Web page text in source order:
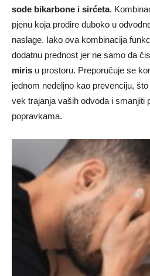
sode bikarbone i sirćeta.
pjenu koja prodire duboko u
naslage. Iako ova kombinacija
dodatnu prednost jer ne samo da
miris u prostoru. Preporučuje se
jednom nedeljno kao prevenciju,
vek trajanja vaših odvoda i smanjiti
popravkama.